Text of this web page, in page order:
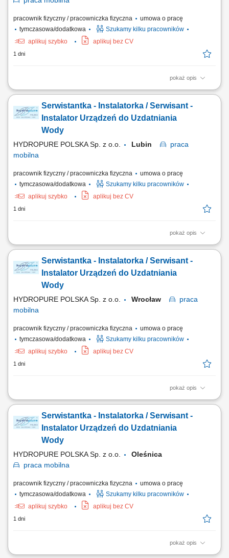
pracownik fizyczny / pracowniczka fizyczna
umowa o pracę
tymczasowa/dodatkowa
Szukamy kilku pracowników
aplikuj szybko
aplikuj bez CV
1 dni
pokaż opis
Zakres obowiązków: montaż urządzeń do uzdatniania i oczyszczania
gwarancyjnych.Serwistantka - Instalatorka / Serwisant -
Instalator Urządzeń do Uzdatniania
Wody
HYDROPURE POLSKA Sp. z o.o. Lubin
praca
mobilna
pracownik fizyczny / pracowniczka fizyczna
umowa o pracę
tymczasowa/dodatkowa
Szukamy kilku pracowników
aplikuj szybko
aplikuj bez CV
1 dni
pokaż opis
Zakres obowiązków: montaż urządzeń do uzdatniania i oczyszczania
gwarancyjnych.Serwistantka - Instalatorka / Serwisant -
Instalator Urządzeń do Uzdatniania
Wody
HYDROPURE POLSKA Sp. z o.o. Wrocław
praca
mobilna
pracownik fizyczny / pracowniczka fizyczna
umowa o pracę
tymczasowa/dodatkowa
Szukamy kilku pracowników
aplikuj szybko
aplikuj bez CV
1 dni
pokaż opis
Zakres obowiązków: montaż urządzeń do uzdatniania i oczyszczania
gwarancyjnych.Serwistantka - Instalatorka / Serwisant -
Instalator Urządzeń do Uzdatniania
Wody
HYDROPURE POLSKA Sp. z o.o.
Oleśnica
praca mobilna
pracownik fizyczny / pracowniczka fizyczna
umowa o pracę
tymczasowa/dodatkowa
Szukamy kilku pracowników
aplikuj szybko
aplikuj bez CV
1 dni
pokaż opis
Zakres obowiązków: montaż urządzeń do uzdatniania i oczyszczania